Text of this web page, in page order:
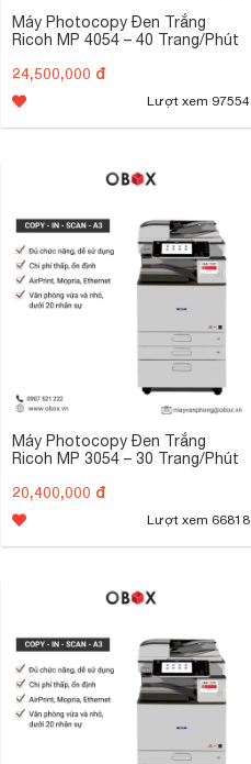
Máy Photocopy Đen Trắng
Ricoh MP 4054 – 40 Trang/Phút
24,500,000 đ
Lượt xem 97554
Máy Photocopy Đen Trắng
Ricoh MP 3054 – 30 Trang/Phút
20,400,000 đ
Lượt xem 66818